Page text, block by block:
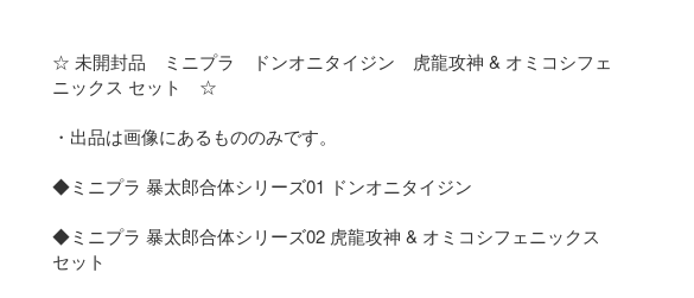
☆ 未開封品　ミニプラ　ドンオニタイジン　虎龍攻神 & オミコシフェ
ニックス セット　☆
・出品は画像にあるもののみです。
◆ミニプラ 暴太郎合体シリーズ01 ドンオニタイジン
◆ミニプラ 暴太郎合体シリーズ02 虎龍攻神 & オミコシフェニックス
セット